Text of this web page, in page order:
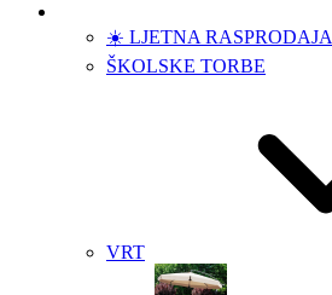
☀️ LJETNA RASPRODAJA
ŠKOLSKE TORBE
VRT